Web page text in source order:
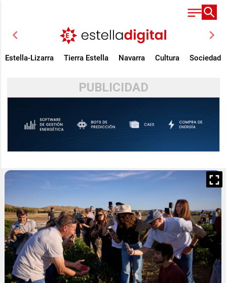
chevron_left chevron_right
Estella-Lizarra Tierra Estella Navarra Cultura Sociedad
PUBLICIDAD